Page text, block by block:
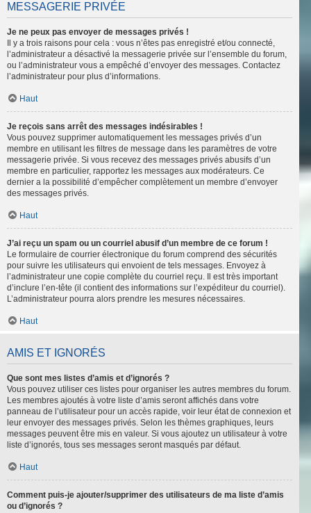
MESSAGERIE PRIVÉE
Je ne peux pas envoyer de messages privés !
Il y a trois raisons pour cela : vous n’êtes pas enregistré et/ou connecté,
l’administrateur a désactivé la messagerie privée sur l’ensemble du forum,
ou l’administrateur vous a empêché d’envoyer des messages. Contactez
l’administrateur pour plus d’informations.
Haut
Je reçois sans arrêt des messages indésirables !
Vous pouvez supprimer automatiquement les messages privés d’un
membre en utilisant les filtres de message dans les paramètres de votre
messagerie privée. Si vous recevez des messages privés abusifs d’un
membre en particulier, rapportez les messages aux modérateurs. Ce
dernier a la possibilité d’empêcher complètement un membre d’envoyer
des messages privés.
Haut
J’ai reçu un spam ou un courriel abusif d’un membre de ce forum !
Le formulaire de courrier électronique du forum comprend des sécurités
pour suivre les utilisateurs qui envoient de tels messages. Envoyez à
l’administrateur une copie complète du courriel reçu. Il est très important
d’inclure l’en-tête (il contient des informations sur l’expéditeur du courriel).
L’administrateur pourra alors prendre les mesures nécessaires.
Haut
AMIS ET IGNORÉS
Que sont mes listes d’amis et d’ignorés ?
Vous pouvez utiliser ces listes pour organiser les autres membres du forum.
Les membres ajoutés à votre liste d’amis seront affichés dans votre
panneau de l’utilisateur pour un accès rapide, voir leur état de connexion et
leur envoyer des messages privés. Selon les thèmes graphiques, leurs
messages peuvent être mis en valeur. Si vous ajoutez un utilisateur à votre
liste d’ignorés, tous ses messages seront masqués par défaut.
Haut
Comment puis-je ajouter/supprimer des utilisateurs de ma liste d’amis
ou d’ignorés ?